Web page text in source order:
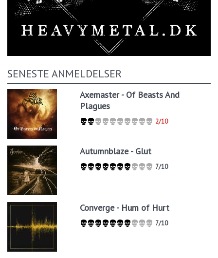
SENESTE ANMELDELSER
Axemaster - Of Beasts And
Plagues
2/10
Autumnblaze - Glut
7/10
Converge - Hum of Hurt
7/10